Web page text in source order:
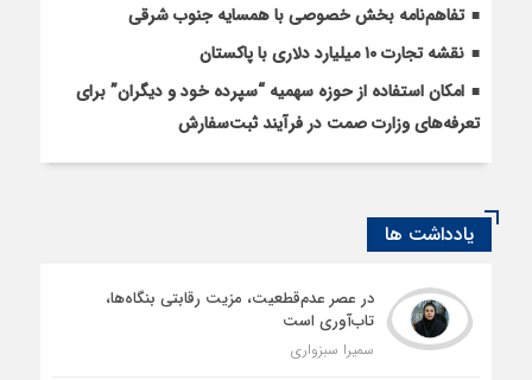
تفاهم‌نامه بخش خصوصی با همسایه جنوب شرقی
نقشه تجارت ۱۰‌ میلیارد دلاری با پاکستان
امکان استفاده از حوزه سهمیه “سپرده خود و دیگران” برای
تعرفه‌های وزارت صمت در فرآیند ثبت‌سفارش
یادداشت ها
در عصر عدم‌قطعیت، مزیت رقابتی بنگاه‌ها،
تاب‌آوری است
سمیرا سبزواری